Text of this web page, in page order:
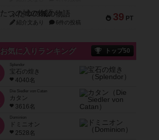
39 PT
ふたつの城の物語
紹介文あり 6件の投稿
お気に入りランキング トップ50
Splendor
宝石の煌き
4040名
Die Siedler von Catan
カタン
3616名
Dominion
ドミニオン
2528名